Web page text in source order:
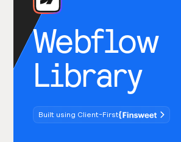
Webflow
Library
Built using Client-First